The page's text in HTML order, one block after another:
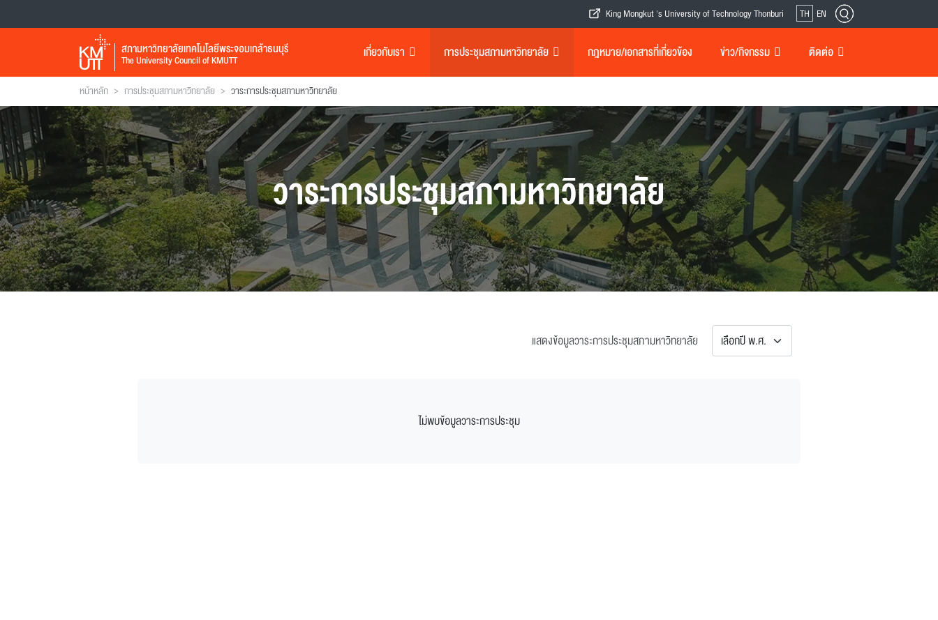
King Mongkut 's University of Technology Thonburi TH EN
สภามหาวิทยาลัยเทคโนโลยีพระจอมเกล้าธนบุรี
The University Council of KMUTT เกี่ยวกับเรา การประชุมสภามหาวิทยาลัย กฎหมาย/เอกสารที่เกี่ยวข้อง ข่าว/กิจกรรม ติดต่อ
หน้าหลัก > การประชุมสภามหาวิทยาลัย > วาระการประชุมสภามหาวิทยาลัย
วาระการประชุมสภามหาวิทยาลัย
แสดงข้อมูลวาระการประชุมสภามหาวิทยาลัย เลือกปี พ.ศ.
ไม่พบข้อมูลวาระการประชุม